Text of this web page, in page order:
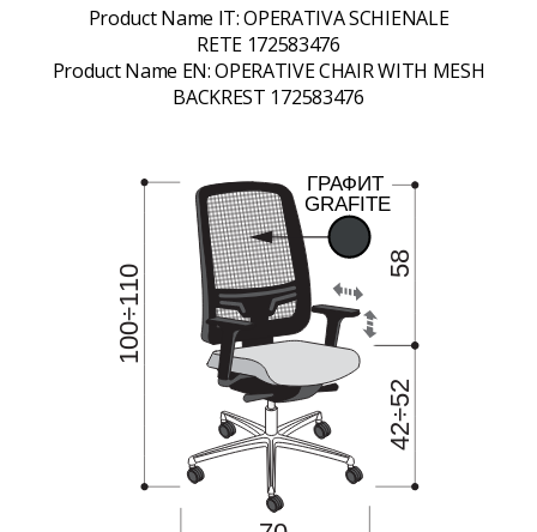
Product Name IT:OPERATIVA SCHIENALE
RETE 172583476
Product Name EN:OPERATIVE CHAIR WITH MESH
BACKREST 172583476